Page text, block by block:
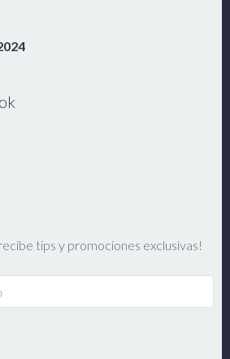
tips y promociones exclusivas!